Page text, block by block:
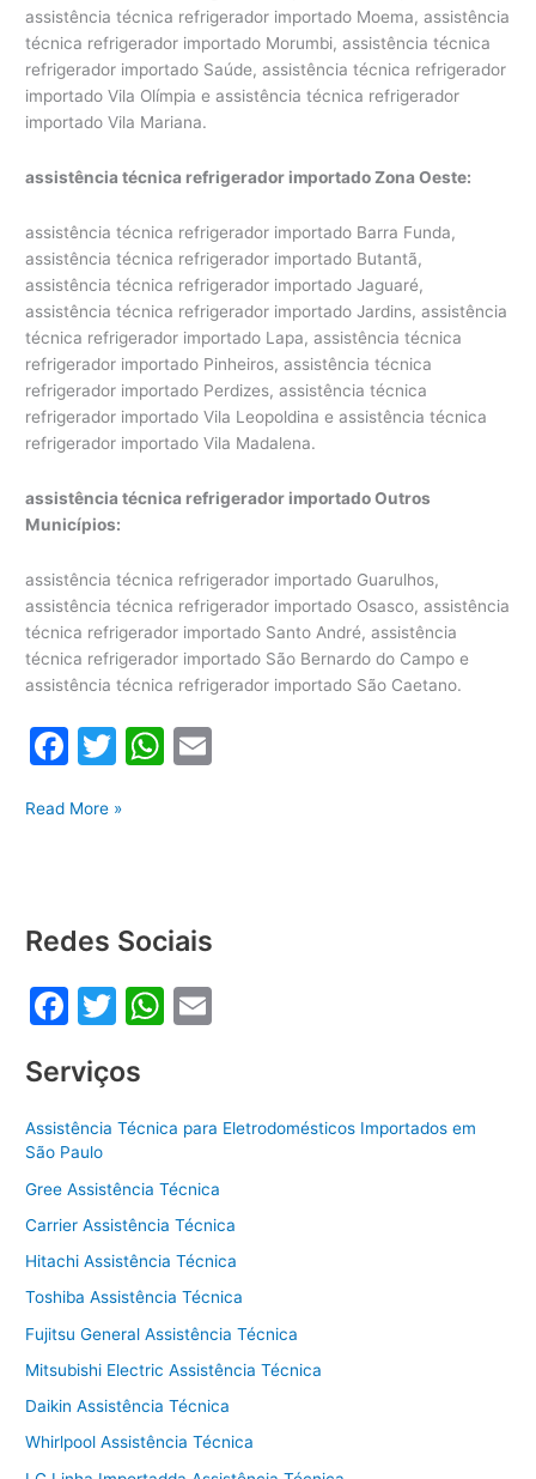
assistência técnica refrigerador importado Moema, assistência
técnica refrigerador importado Morumbi, assistência técnica
refrigerador importado Saúde, assistência técnica refrigerador
importado Vila Olímpia e assistência técnica refrigerador
importado Vila Mariana.
assistência técnica refrigerador importado Zona Oeste:
assistência técnica refrigerador importado Barra Funda,
assistência técnica refrigerador importado Butantã,
assistência técnica refrigerador importado Jaguaré,
assistência técnica refrigerador importado Jardins, assistência
técnica refrigerador importado Lapa, assistência técnica
refrigerador importado Pinheiros, assistência técnica
refrigerador importado Perdizes, assistência técnica
refrigerador importado Vila Leopoldina e assistência técnica
refrigerador importado Vila Madalena.
assistência técnica refrigerador importado Outros
Municípios:
assistência técnica refrigerador importado Guarulhos,
assistência técnica refrigerador importado Osasco, assistência
técnica refrigerador importado Santo André, assistência
técnica refrigerador importado São Bernardo do Campo e
assistência técnica refrigerador importado São Caetano.
F
c
o
o
k
T
itt
W
p
p
Assistência
Read More »
Redes Sociais
F
c
e
b
o
o
k
T
itt
er
W
s
p
p
l
Serviços
Assistência Técnica para Eletrodomésticos Importados em
São Paulo
Gree Assistência Técnica
Carrier Assistência Técnica
Hitachi Assistência Técnica
Toshiba Assistência Técnica
Fujitsu General Assistência Técnica
Mitsubishi Electric Assistência Técnica
Daikin Assistência Técnica
Whirlpool Assistência Técnica